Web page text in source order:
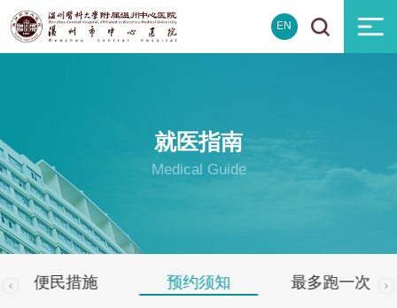
EN
就医指南
Medical Guide
便民措施 预约须知 最多跑一次